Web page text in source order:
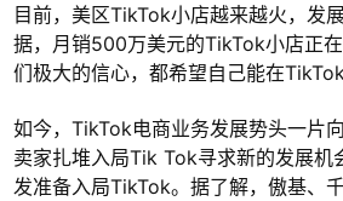
目前，美区TikTok小店越来越火，发
据，月销500万美元的TikTok小店正
们极大的信心，都希望自己能在
如今，TikTok电商业务发展势头一片
卖家扎堆入局Tik Tok寻求新的发展机
发准备入局TikTok。据了解，傲基、